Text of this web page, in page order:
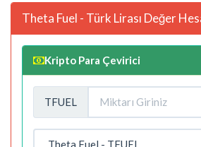
Theta Fuel - Türk Lirası Değer
Kripto Para Çevirici
TFUEL